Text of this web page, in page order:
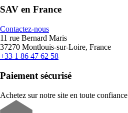
SAV en France
Contactez-nous
11 rue Bernard Maris
37270 Montlouis-sur-Loire, France
+33 1 86 47 62 58
Paiement sécurisé
Achetez sur notre site en toute confiance